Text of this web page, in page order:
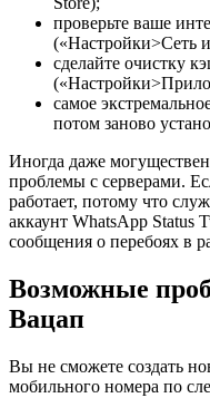
проверьте ваше
(«Настройки>Сеть
сделайте очистку
самое
потом заново
Иногда даже
проблемы с серверами.
работает, потому что
аккаунт WhatsApp Status
сообщения о перебоях в
Возможные
Вацап
Вы не сможете создать
мобильного номера по